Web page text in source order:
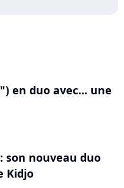
en duo avec... une
son nouveau duo
Kidjo